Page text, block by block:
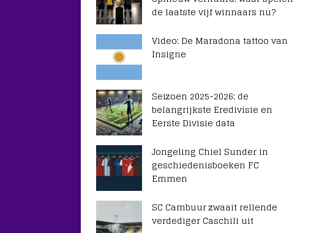
de laatste vijf winnaars nu?
Video: De Maradona tattoo van
Insigne
Seizoen 2025-2026: de
belangrijkste Eredivisie en
Eerste Divisie data
Jongeling Chiel Sunder in
geschiedenisboeken FC
Emmen
SC Cambuur zwaait rellende
verdediger Caschili uit